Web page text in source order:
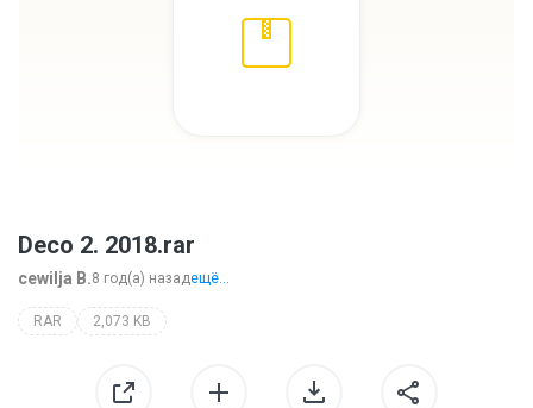
Deco 2. 2018.rar
cewilja B.8 год(а) назадещё...
RAR 2,073 KB